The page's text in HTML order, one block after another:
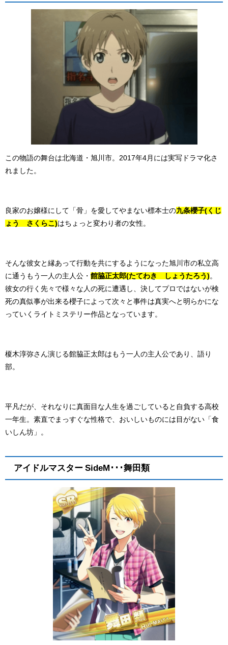
この物語の舞台は北海道・旭川市。2017年4月には実写ドラマ化さ
れました。
良家のお嬢様にして「骨」を愛してやまない標本士の九条櫻子(くじ
ょう さくらこ)はちょっと変わり者の女性。
そんな彼女と縁あって行動を共にするようになった旭川市の私立高
に通うもう一人の主人公・ 館脇正太郎(たてわき しょうたろう) 。
彼女の行く先々で様々な人の死に遭遇し、決してプロではないが検
死の真似事が出来る櫻子によって次々と事件は真実へと明らかにな
っていくライトミステリー作品となっています。
榎木淳弥さん演じる館脇正太郎はもう一人の主人公であり、語り
部。
平凡だが、それなりに真面目な人生を過ごしていると自負する高校
一年生。素直でまっすぐな性格で、おいしいものには目がない「食
いしん坊」。
アイドルマスター SideM･･･舞田類